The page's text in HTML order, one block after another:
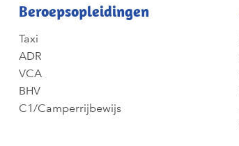
Beroepsopleidingen
Taxi
ADR
VCA
BHV
C1/Camperrijbewijs